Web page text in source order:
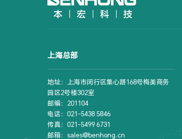
上海总部
地址：上海市闵行区集心路168号梅美商务
园区2号楼302室
邮编：201104
电话：021-5438 5846
传真：021-5499 6731
邮箱：sales@benhong.cn